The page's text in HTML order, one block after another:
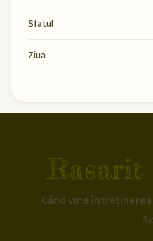
Sfatul
Ziua
Rasarit
Când vine